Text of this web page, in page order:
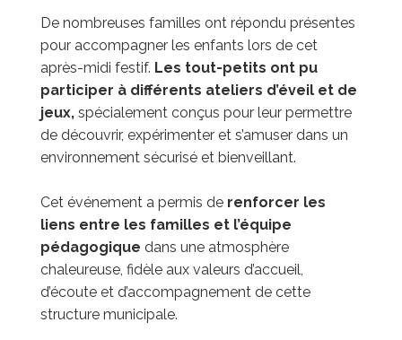
De nombreuses familles ont répondu présentes
pour accompagner les enfants lors de cet
après-midi festif. Les tout-petits ont pu
participer à différents ateliers d’éveil et de
jeux,spécialement conçus pour leur permettre
de découvrir, expérimenter et s’amuser dans un
environnement sécurisé et bienveillant.
Cet événement a permis de renforcer les
liens entre les familles et l’équipe
pédagogique dans une atmosphère
chaleureuse, fidèle aux valeurs d’accueil,
d’écoute et d’accompagnement de cette
structure municipale.